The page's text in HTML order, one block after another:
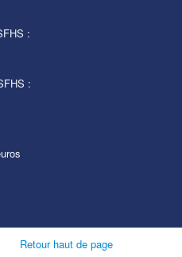
:
:
Retour haut de page